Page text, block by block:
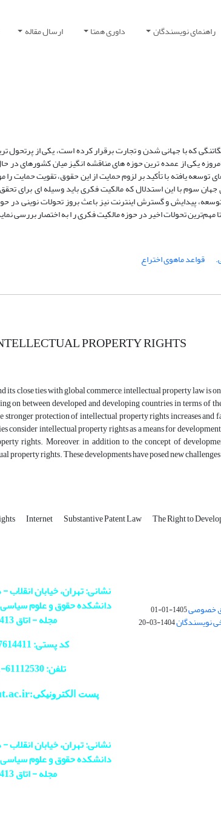
راهنمای نویسندگان داوری همتا ارسال مقاله
که با جهانی شدن و تجارت برقرار کرده است، یکی از
یکی از عمده ترین حوزه های مناقشه انگیز میان کشورهای در
یافته با تأکید بر لزوم حمایت از این حقوق، تقویت حمایت
سوم با این استدلال که مالکیت فکری باید وسیله ای برای
پیدایش و گسترش اینترنت نیز باعث بروز تحولات نوینی
تحولات اخیر در حوزه مالکیت فکری ر ا به اختصار بررسی
قواعد ماهوی اختراع
PROPERTY RIGHTS
its close ties with global commerce, intellectual property law is
on between developed and developing countries in terms of
stronger protection of intellectual property rights increases
consider intellectual property rights as a means for
rights. Moreover, in addition to the concept of
property rights. These developments have posed new
Internet Substantive Patent Law The Right to
خصوصی1405-01-01
نویسندگان1404-03-20
نشانی: تهران، خیابان انقلاب
مجله - اتاق 413
کد پستی: 1417614411
تلفن: 61112530-
پست الکترونیکی:lawmag
نشانی: تهران، خیابان انقلاب
مجله - اتاق 413